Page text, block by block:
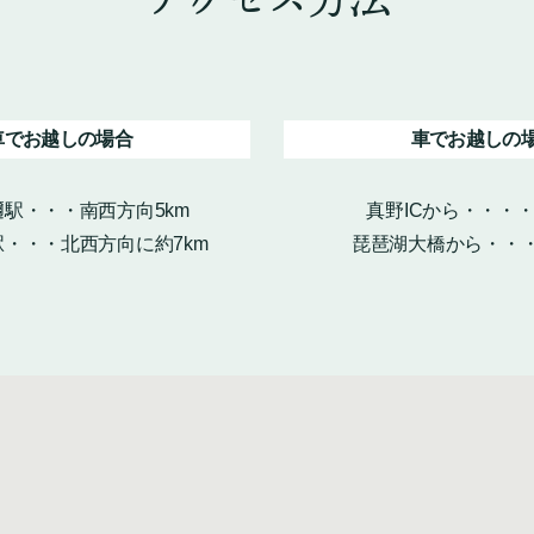
でお越しの場合
・・・南西方向5km
・・北西方向に約7km
車でお越しの
真野ICから・・・
琵琶湖大橋から・・